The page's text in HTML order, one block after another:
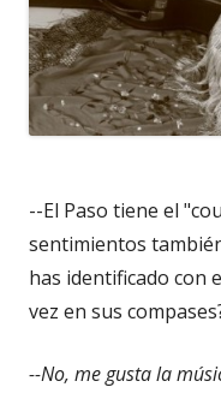
--El Paso tiene el
sentimientos
has identificado con
vez en sus
--No, me gusta la